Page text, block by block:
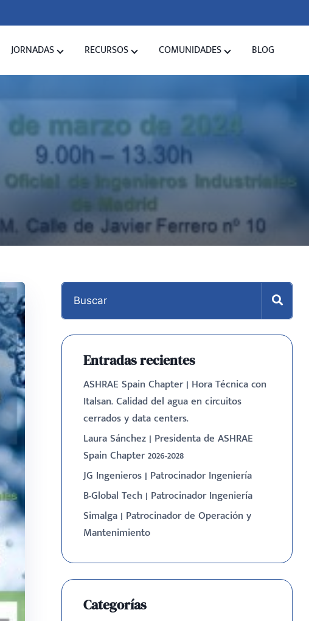
JORNADAS RECURSOS COMUNIDADES BLOG
Entradas recientes
ASHRAE Spain Chapter | Hora Técnica con
Italsan. Calidad del agua en circuitos
cerrados y data centers.
Laura Sánchez | Presidenta de ASHRAE
Spain Chapter 2026-2028
JG Ingenieros | Patrocinador Ingeniería
B-Global Tech | Patrocinador Ingeniería
Simalga | Patrocinador de Operación y
Mantenimiento
Categorías